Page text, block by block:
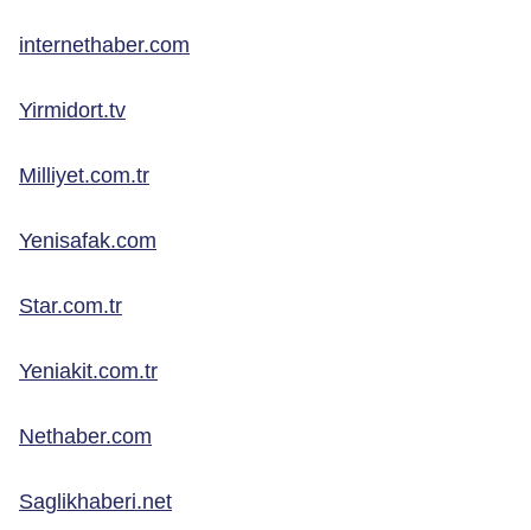
internethaber.com
Yirmidort.tv
Milliyet.com.tr
Yenisafak.com
Star.com.tr
Yeniakit.com.tr
Nethaber.com
Saglikhaberi.net